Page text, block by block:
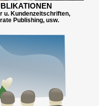
u. Kundenzeitschriften,
Publishing, usw.